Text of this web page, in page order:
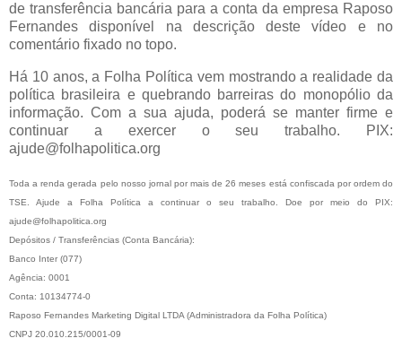
de transferência bancária para a conta da empresa Raposo
Fernandes disponível na descrição deste vídeo e no
comentário fixado no topo.
Há 10 anos, a Folha Política vem mostrando a realidade da
política brasileira e quebrando barreiras do monopólio da
informação. Com a sua ajuda, poderá se manter firme e
continuar a exercer o seu trabalho. PIX:
ajude@folhapolitica.org
Toda a renda gerada pelo nosso jornal por mais de 26 meses está confiscada por ordem do
TSE. Ajude a Folha Política a continuar o seu trabalho. Doe por meio do PIX:
ajude@folhapolitica.org
Depósitos / Transferências (Conta Bancária):
Banco Inter (077)
Agência: 0001
Conta: 10134774-0
Raposo Fernandes Marketing Digital LTDA (Administradora da Folha Política)
CNPJ 20.010.215/0001-09